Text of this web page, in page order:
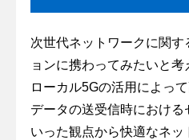
次世代ネットワークに関
ョンに携わってみたいと考
ローカル5Gの活用によっ
データの送受信時における
いった観点から快適なネ